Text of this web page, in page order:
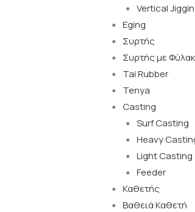
Vertical
Eging
Συρτής
Συρτής με
Tai Rubber
Tenya
Casting
Surf Casting
Heavy
Light Casting
Feeder
Καθετής
Βαθειά Καθετή